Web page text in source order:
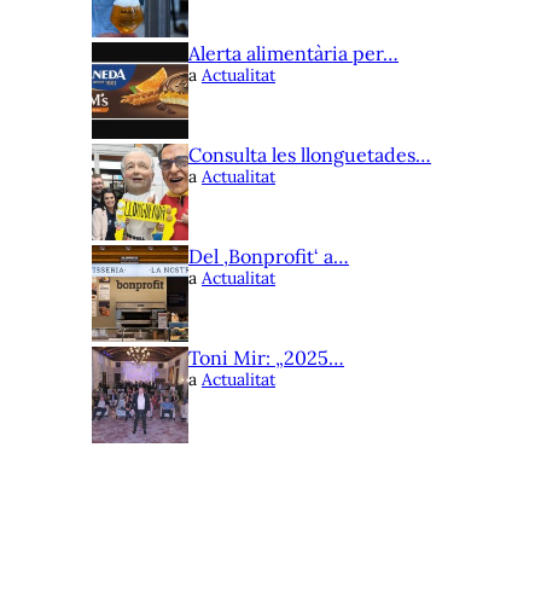
Alerta alimentària per…
a Actualitat
Consulta les llonguetades…
a Actualitat
Del ‚Bonprofit‘ a…
a Actualitat
Toni Mir: „2025…
a Actualitat